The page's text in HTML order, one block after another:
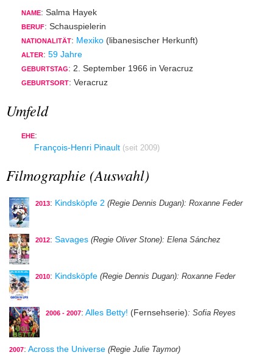
NAME: Salma Hayek
BERUF: Schauspielerin
NATIONALITÄT: Mexiko (libanesischer Herkunft)
ALTER: 59 Jahre
GEBURTSTAG: 2. September 1966 in Veracruz
GEBURTSORT: Veracruz
Umfeld
EHE:
François-Henri Pinault (seit 2009)
Filmographie (Auswahl)
2013: Kindsköpfe 2 (Regie Dennis Dugan): Roxanne Feder
2012: Savages (Regie Oliver Stone): Elena Sánchez
2010: Kindsköpfe (Regie Dennis Dugan): Roxanne Feder
2006 - 2007: Alles Betty! (Fernsehserie): Sofia Reyes
2007: Across the Universe (Regie Julie Taymor)